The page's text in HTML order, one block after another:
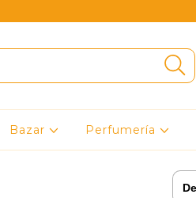
Bazar Perfumería